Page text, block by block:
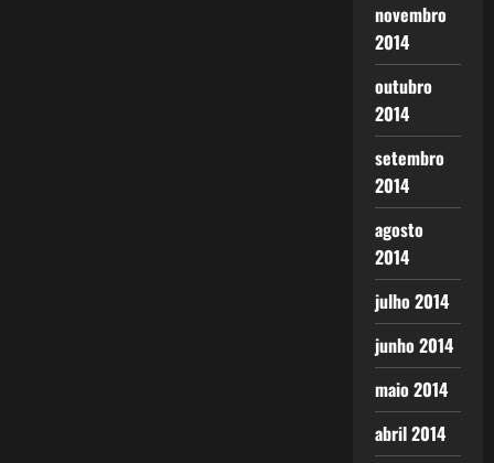
novembro
2014
outubro
2014
setembro
2014
agosto
2014
julho 2014
junho 2014
maio 2014
abril 2014